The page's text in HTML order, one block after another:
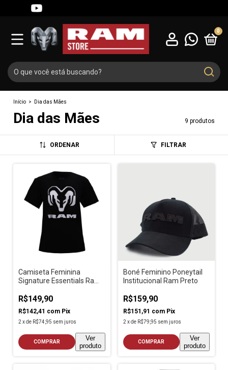
0
Início > Dia das Mães
Dia das Mães 9 produtos
ORDENAR FILTRAR
Camiseta Feminina
Signature Essentials Ram
R$149,90
R$142,41 com Pix
2 xde R$74,95 sem juros
COMPRAR
Ver
produto
Boné Feminino Poneytail
Institucional Ram Preto
R$159,90
R$151,91 com Pix
2 xde R$79,95 sem juros
COMPRAR
Ver
produto